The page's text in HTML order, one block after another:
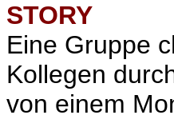
STORY
Eine Gruppe
Kollegen
von einem